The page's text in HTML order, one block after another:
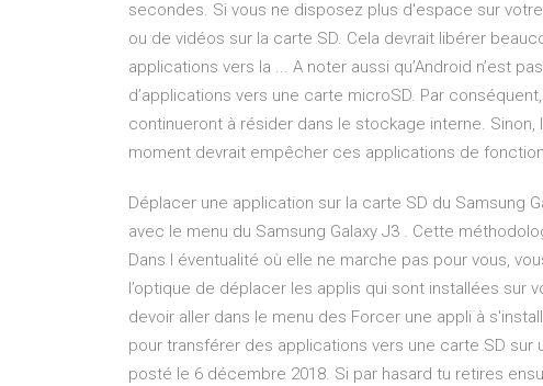
secondes. Si vous ne disposez plus d'espace sur
ou de vidéos sur la carte SD. Cela devrait libérer
applications vers la ... A noter aussi qu’Android n’est
d’applications vers une carte microSD. Par
continueront à résider dans le stockage interne.
moment devrait empêcher ces applications de
Déplacer une application sur la carte SD du Samsung
avec le menu du Samsung Galaxy J3 . Cette
Dans l éventualité où elle ne marche pas pour vous,
l’optique de déplacer les applis qui sont installées sur
devoir aller dans le menu des Forcer une appli à
pour transférer des applications vers une carte SD sur
posté le 6 décembre 2018. Si par hasard tu retires